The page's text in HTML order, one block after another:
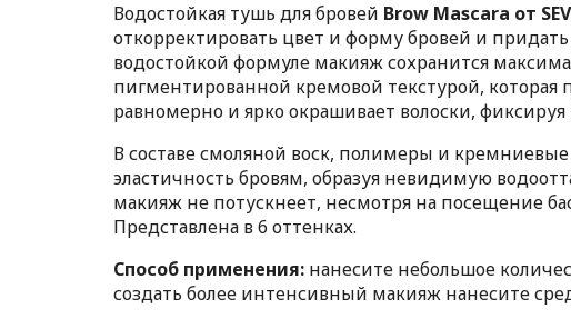
Водостойкая тушь для бровей Brow Mascara от
откорректировать цвет и форму бровей и
водостойкой формуле макияж сохранится
пигментированной кремовой текстурой,
равномерно и ярко окрашивает волоски, фиксируя
В составе смоляной воск, полимеры и
эластичность бровям, образуя невидимую
макияж не потускнеет, несмотря на посещение
Представлена в 6 оттенках.
Способ применения: нанесите небольшое
создать более интенсивный макияж нанесите